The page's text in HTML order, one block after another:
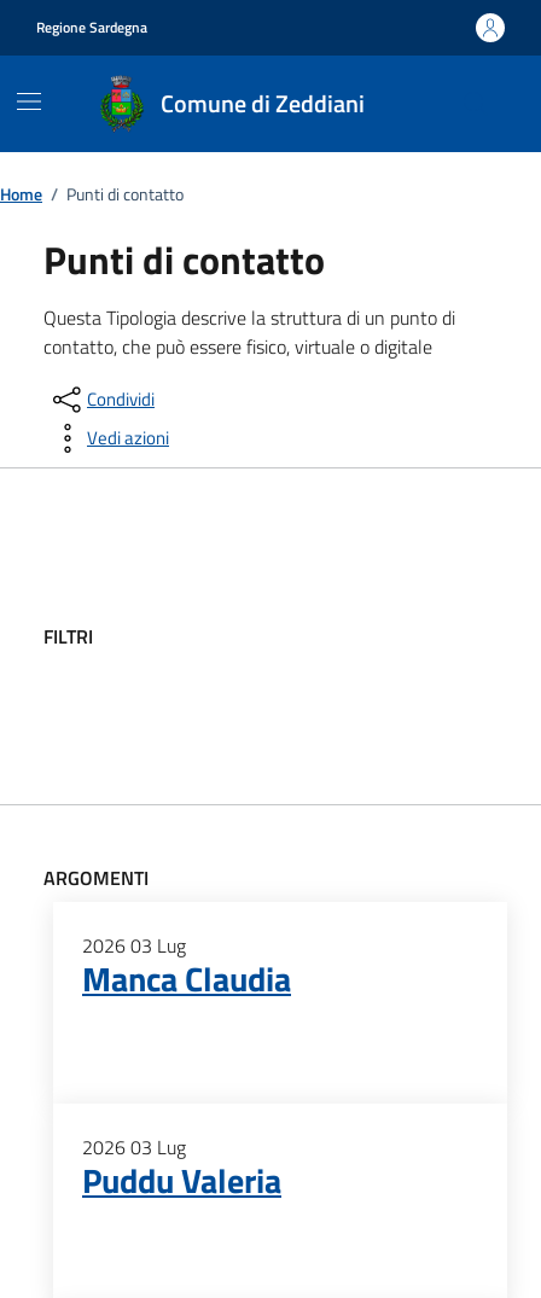
Regione Sardegna
Comune di Zeddiani
Home / Punti di contatto
Punti di contatto
Questa Tipologia descrive la struttura di un punto di
contatto, che può essere fisico, virtuale o digitale
Condividi
Vedi azioni
FILTRI
ARGOMENTI
202603 Lug
Manca Claudia
202603 Lug
Puddu Valeria